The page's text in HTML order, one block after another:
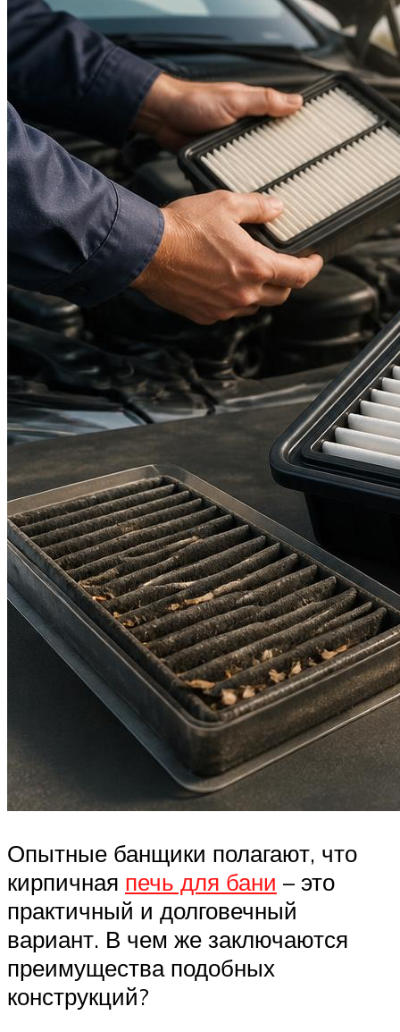
Опытные банщики полагают, что
кирпичная печь для бани – это
практичный и долговечный
вариант. В чем же заключаются
преимущества подобных
конструкций?